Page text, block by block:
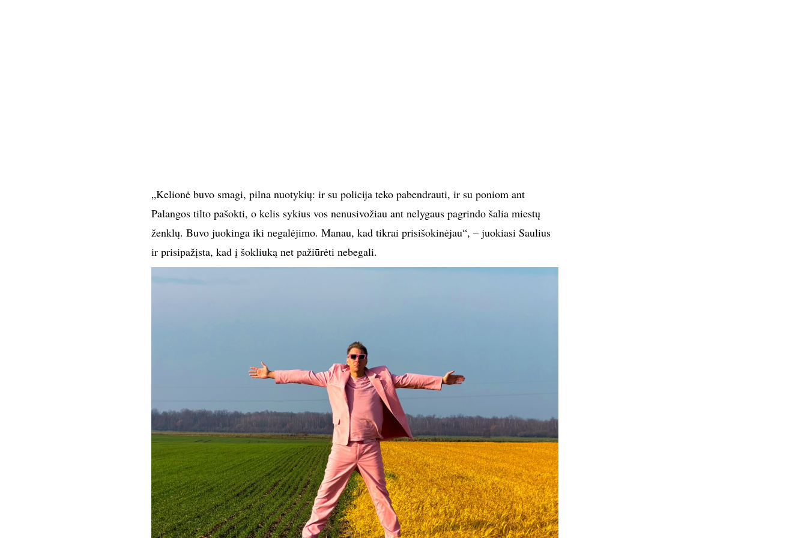
„Kelionė buvo smagi, pilna nuotykių: ir su policija teko pabendrauti, ir su poniom ant
Palangos tilto pašokti, o kelis sykius vos nenusivožiau ant nelygaus pagrindo šalia miestų
ženklų. Buvo juokinga iki negalėjimo. Manau, kad tikrai prisišokinėjau“, – juokiasi Saulius
ir prisipažįsta, kad į šokliuką net pažiūrėti nebegali.